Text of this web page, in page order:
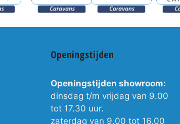
Openingstijden
Openingstijden showroom:
dinsdag t/m vrijdag van 9.00
tot 17.30 uur.
zaterdag van 9.00 tot 16.00